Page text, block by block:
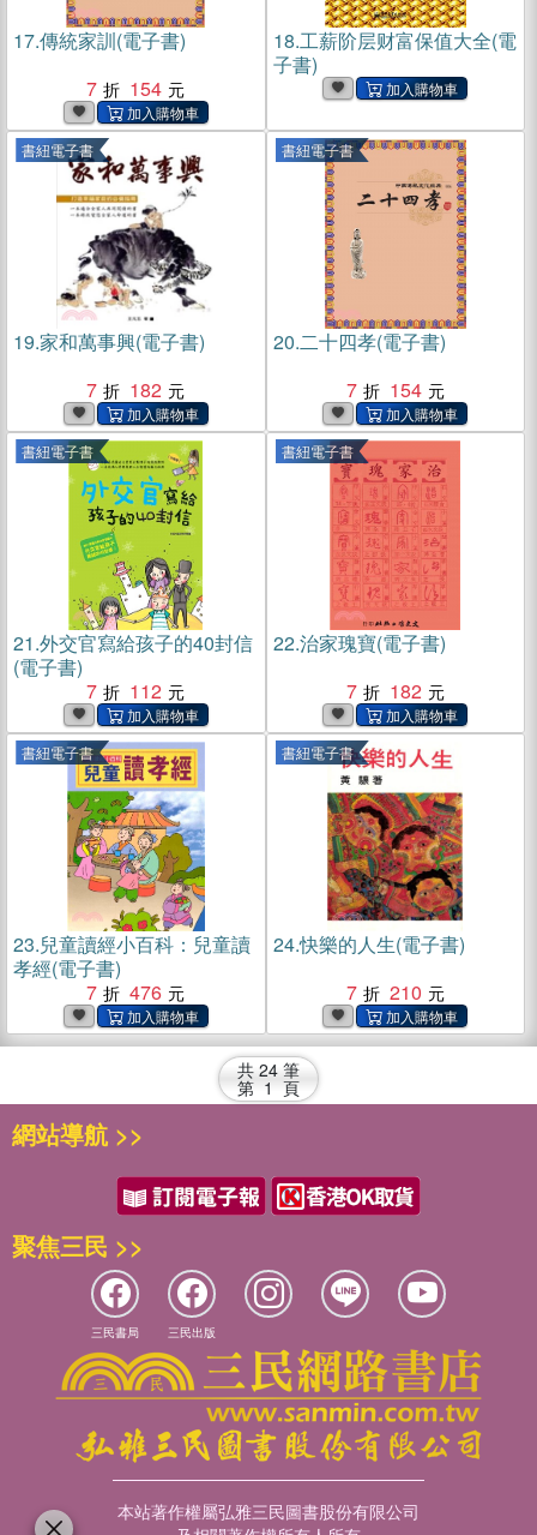
17.傳統家訓(電子書)
7
154
18.工薪阶层财富保值大全(電
子書)
書紐電子書
19.家和萬事興(電子書)
7
182
書紐電子書
20.二十四孝(電子書)
7
154
書紐電子書
21.外交官寫給孩子的40封信
(電子書)
7
112
書紐電子書
22.治家瑰寶(電子書)
7
182
書紐電子書
23.兒童讀經小百科：兒童讀
孝經(電子書)
7
476
書紐電子書
24.快樂的人生(電子書)
7
210
共 24 筆
第 1 頁
網站導航 >>
聚焦三民 >>
三民書局 三民出版
本站著作權屬弘雅三民圖書股份有限公司